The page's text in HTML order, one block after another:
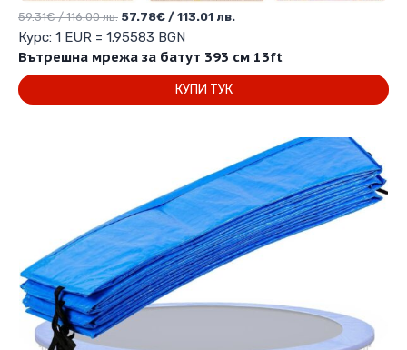
Вътрешна мрежа за батут 393 см 13ft
59.31€/ 116.00 лв. Original
price
was:
116.00 лв..
57.78€ / 113.01 лв.Текущата
е:
113.01 лв..
Курс: 1 EUR = 1.95583 BGN
КУПИ ТУК